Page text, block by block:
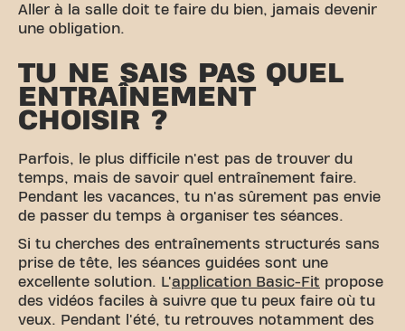
Aller à la salle doit te faire du bien, jamais devenir
une obligation.
TU NE SAIS PAS QUEL
ENTRAÎNEMENT
CHOISIR ?
Parfois, le plus difficile n'est pas de trouver du
temps, mais de savoir quel entraînement faire.
Pendant les vacances, tu n'as sûrement pas envie
de passer du temps à organiser tes séances.
Si tu cherches des entraînements structurés sans
prise de tête, les séances guidées sont une
excellente solution. L'application Basic-Fit propose
des vidéos faciles à suivre que tu peux faire où tu
veux. Pendant l'été, tu retrouves notamment des